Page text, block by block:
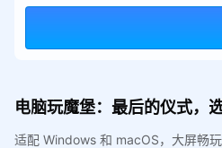
电脑玩魔堡：最后的仪式，
适配 Windows 和 macOS，大屏畅玩